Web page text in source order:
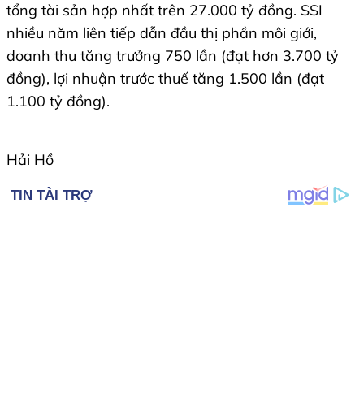
tổng tài sản hợp nhất trên 27.000 tỷ đồng. SSI
nhiều năm liên tiếp dẫn đầu thị phần môi giới,
doanh thu tăng trưởng 750 lần (đạt hơn 3.700 tỷ
đồng), lợi nhuận trước thuế tăng 1.500 lần (đạt
1.100 tỷ đồng).
Hải Hồ